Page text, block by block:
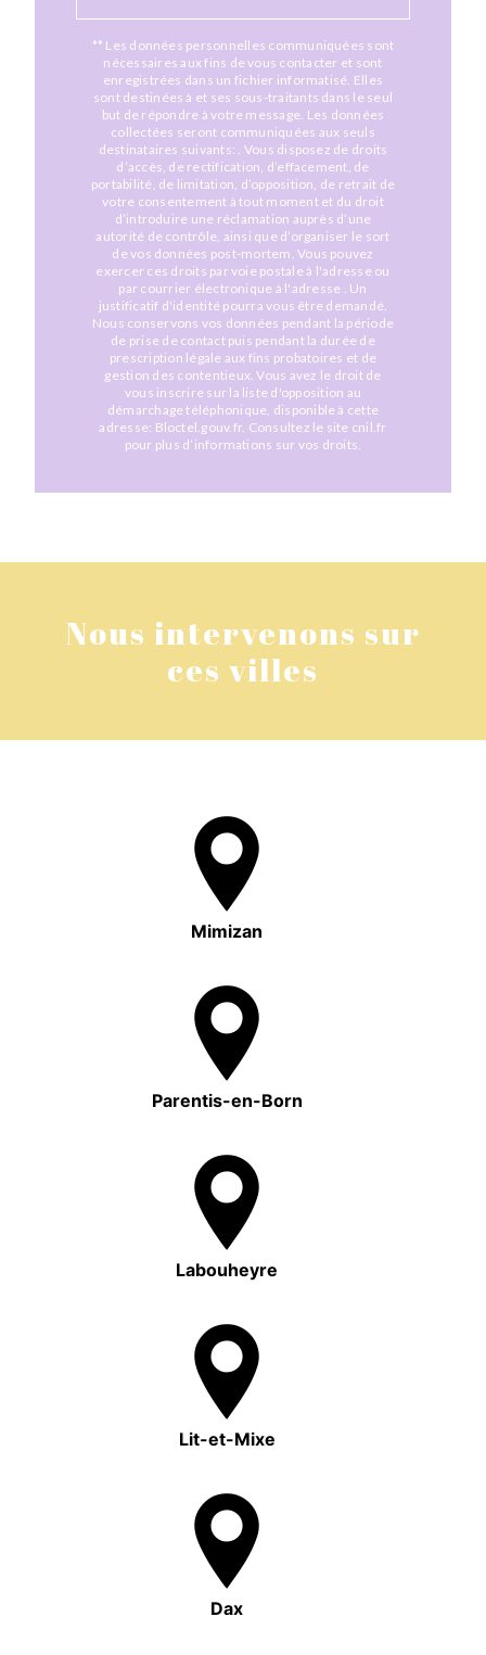
** Les données personnelles communiquées sont
nécessaires aux fins de vous contacter et sont
enregistrées dans un fichier informatisé. Elles
sont destinées à et ses sous-traitants dans le seul
but de répondre à votre message. Les données
collectées seront communiquées aux seuls
destinataires suivants: . Vous disposez de droits
d’accès, de rectification, d’effacement, de
portabilité, de limitation, d’opposition, de retrait de
votre consentement à tout moment et du droit
d’introduire une réclamation auprès d’une
autorité de contrôle, ainsi que d’organiser le sort
de vos données post-mortem. Vous pouvez
exercer ces droits par voie postale à l'adresse ou
par courrier électronique à l'adresse . Un
justificatif d'identité pourra vous être demandé.
Nous conservons vos données pendant la période
de prise de contact puis pendant la durée de
prescription légale aux fins probatoires et de
gestion des contentieux. Vous avez le droit de
vous inscrire sur la liste d'opposition au
démarchage téléphonique, disponible à cette
adresse: Bloctel.gouv.fr. Consultez le site cnil.fr
pour plus d’informations sur vos droits.
Nous intervenons sur
ces villes
Mimizan
Parentis-en-Born
Labouheyre
Lit-et-Mixe
Dax